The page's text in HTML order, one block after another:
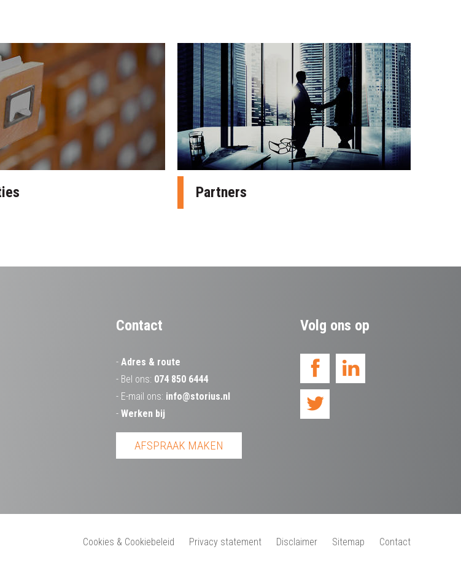
Partners
Contact
Adres & route
Bel ons: 074 850 6444
E-mail ons: info@storius.nl
Werken bij
AFSPRAAK MAKEN
Volg ons op
Cookies & Cookiebeleid Privacy statement Disclaimer Sitemap Contact